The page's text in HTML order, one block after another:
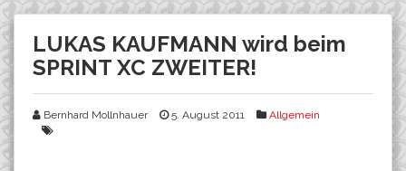
LUKAS KAUFMANN wird beim
SPRINT XC ZWEITER!
Bernhard Mollnhauer 5. August 2011 Allgemein